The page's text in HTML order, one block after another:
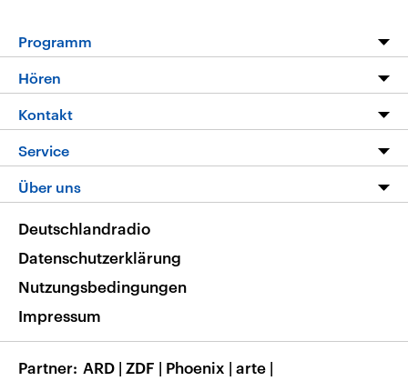
Programm
Programm
Die Nachrichten
Nachrichtenleicht
Neue Beiträge auf dlf.de
Hören
Livestream
Podcasts
Deutschlandfunk App
Nachrichten App
Frequenzen
Kontakt
Hörerservice
Service
FAQ
Veranstaltungen
Musikliste
RSS
Über uns
Barrierefreiheit
Deutschlandradio
Datenschutzerklärung
Nutzungsbedingungen
Impressum
Partner ARD | ZDF | Phoenix | arte |